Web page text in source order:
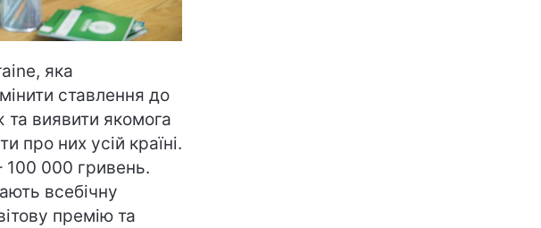
яка
ставлення до
та виявити якомога
про них усій країні.
100 000 гривень.
всебічну
премію та